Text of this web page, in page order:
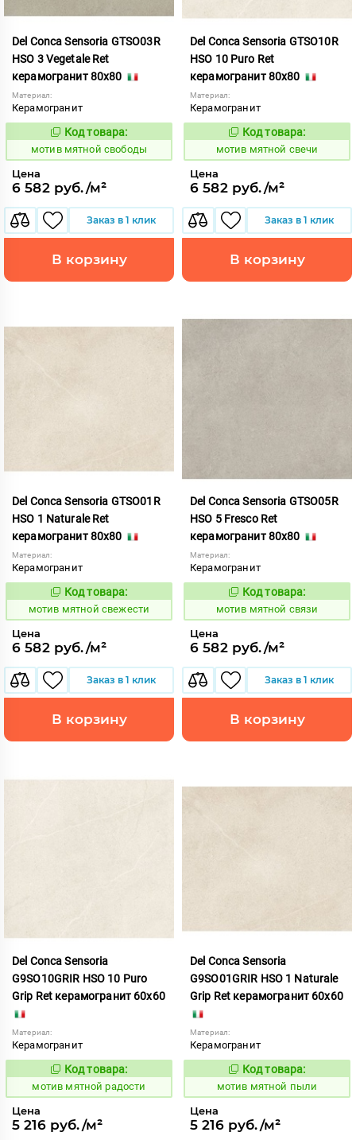
Del Conca Sensoria GTSO03R
HSO 3 Vegetale Ret
керамогранит 80x80
Материал:
Керамогранит
1039085
Код товара:
мотив мятной свободы
Цена
6 582 руб./м²
Заказ в 1 клик
В корзину
Del Conca Sensoria GTSO10R
HSO 10 Puro Ret
керамогранит 80x80
Материал:
Керамогранит
1039084
Код товара:
мотив мятной свечи
Цена
6 582 руб./м²
Заказ в 1 клик
В корзину
Del Conca Sensoria GTSO01R
HSO 1 Naturale Ret
керамогранит 80x80
Материал:
Керамогранит
1039083
Код товара:
мотив мятной свежести
Цена
6 582 руб./м²
Заказ в 1 клик
В корзину
Del Conca Sensoria GTSO05R
HSO 5 Fresco Ret
керамогранит 80x80
Материал:
Керамогранит
1039086
Код товара:
мотив мятной связи
Цена
6 582 руб./м²
Заказ в 1 клик
В корзину
Del Conca Sensoria
G9SO10GRIR HSO 10 Puro
Grip Ret керамогранит 60x60
Материал:
Керамогранит
1039077
Код товара:
мотив мятной радости
Цена
5 216 руб./м²
Del Conca Sensoria
G9SO01GRIR HSO 1 Naturale
Grip Ret керамогранит 60x60
Материал:
Керамогранит
1039076
Код товара:
мотив мятной пыли
Цена
5 216 руб./м²